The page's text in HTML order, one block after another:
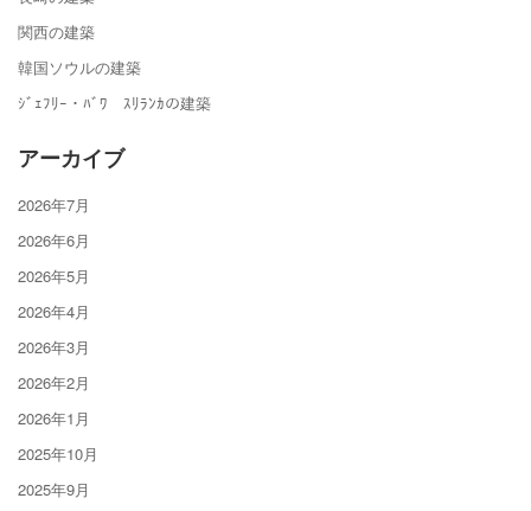
関西の建築
韓国ソウルの建築
ｼﾞｪﾌﾘｰ・ﾊﾞﾜ ｽﾘﾗﾝｶの建築
アーカイブ
2026年7月
2026年6月
2026年5月
2026年4月
2026年3月
2026年2月
2026年1月
2025年10月
2025年9月